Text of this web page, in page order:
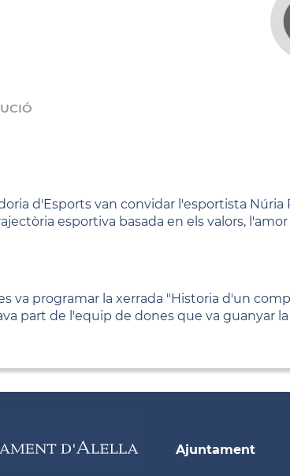
d'Esports van convidar l'esportista
esportiva basada en els valors,
va programar la xerrada "Historia d'un
part de l'equip de dones que va guanyar
Ajuntament